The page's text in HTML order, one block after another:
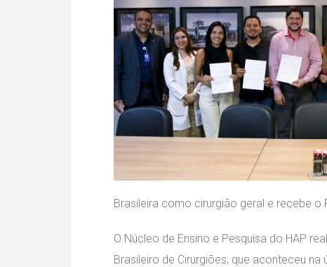
Brasileira como cirurgião geral e recebe o
O Núcleo de Ensino e Pesquisa do HAP
Brasileiro de Cirurgiões, que aconteceu